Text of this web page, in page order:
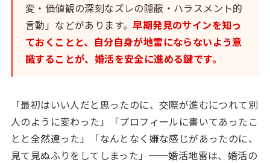
変・価値観の深刻なズレの隠蔽・ハラスメント的
言動」などがあります。早期発見のサインを知っ
ておくことと、自分自身が地雷にならないよう意
識することが、婚活を安全に進める鍵です。
「最初はいい人だと思ったのに、交際が進むにつれて別
人のように変わった」「プロフィールに書いてあったこ
とと全然違った」「なんとなく嫌な感じがあったのに、
見て見ぬふりをしてしまった」──婚活地雷は、婚活の